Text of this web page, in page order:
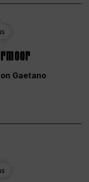
Gaetano